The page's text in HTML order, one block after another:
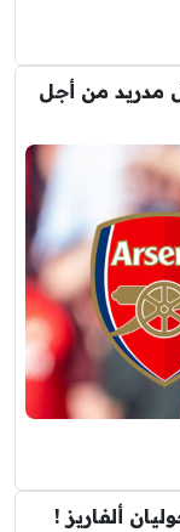
مدريد من أجل
ألفاريز !